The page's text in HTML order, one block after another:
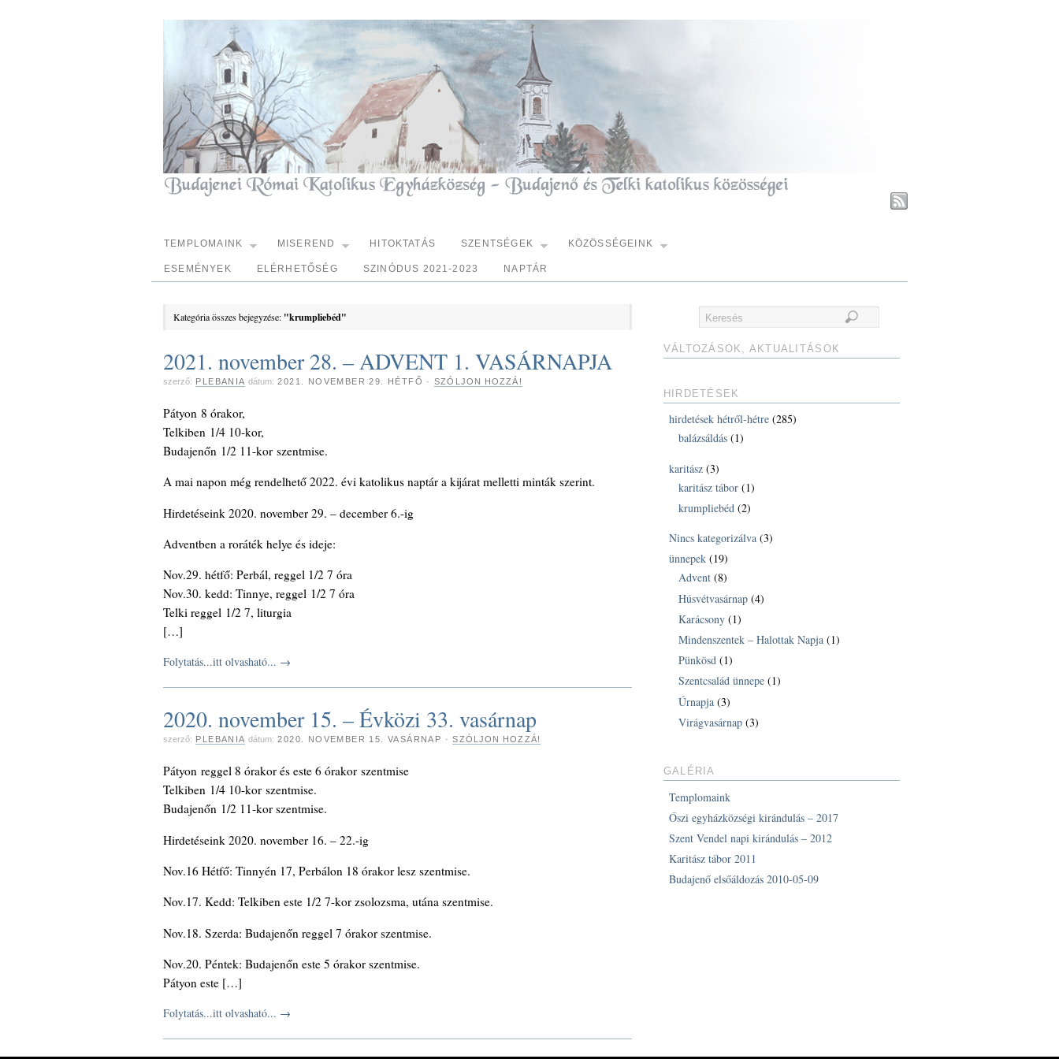
TEMPLOMAINK MISEREND HITOKTATÁS SZENTSÉGEK KÖZÖSSÉGEINK
ESEMÉNYEK ELÉRHETŐSÉG SZINÓDUS 2021-2023 NAPTÁR
Kategória összes bejegyzése: "krumpliebéd"
2021. november 28. – ADVENT 1. VASÁRNAPJA
szerző: PLEBANIA dátum: 2021. NOVEMBER 29. HÉTFŐ ·SZÓLJON HOZZÁ!
Pátyon 8 órakor,
Telkiben 1/4 10-kor,
Budajenőn 1/2 11-kor szentmise.
A mai napon még rendelhető 2022. évi katolikus naptár a kijárat melletti minták szerint.
Hirdetéseink 2020. november 29. – december 6.-ig
Adventben a roráték helye és ideje:
Nov.29. hétfő: Perbál, reggel 1/2 7 óra
Nov.30. kedd: Tinnye, reggel 1/2 7 óra
Telki reggel 1/2 7, liturgia
[…]
Folytatás...itt olvasható... →
2020. november 15. – Évközi 33. vasárnap
szerző: PLEBANIA dátum: 2020. NOVEMBER 15. VASÁRNAP ·SZÓLJON HOZZÁ!
Pátyon reggel 8 órakor és este 6 órakor szentmise
Telkiben 1/4 10-kor szentmise.
Budajenőn 1/2 11-kor szentmise.
Hirdetéseink 2020. november 16. – 22.-ig
Nov.16 Hétfő: Tinnyén 17, Perbálon 18 órakor lesz szentmise.
Nov.17. Kedd: Telkiben este 1/2 7-kor zsolozsma, utána szentmise.
Nov.18. Szerda: Budajenőn reggel 7 órakor szentmise.
Nov.20. Péntek: Budajenőn este 5 órakor szentmise.
Pátyon este […]
Folytatás...itt olvasható... →
VÁLTOZÁSOK, AKTUALITÁSOK
HIRDETÉSEK
hirdetések hétről-hétre (285)
balázsáldás (1)
karitász (3)
karitász tábor (1)
krumpliebéd (2)
Nincs kategorizálva (3)
ünnepek (19)
Advent (8)
Húsvétvasárnap (4)
Karácsony (1)
Mindenszentek – Halottak Napja (1)
Pünkösd (1)
Szentcsalád ünnepe (1)
Úrnapja (3)
Virágvasárnap (3)
GALÉRIA
Templomaink
Őszi egyházközségi kirándulás – 2017
Szent Vendel napi kirándulás – 2012
Karitász tábor 2011
Budajenő elsőáldozás 2010-05-09